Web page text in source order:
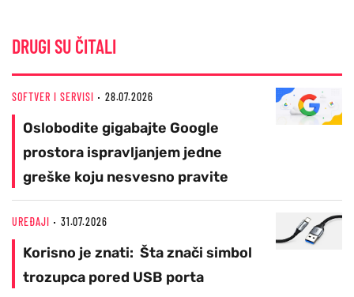
DRUGI SU ČITALI
SOFTVER I SERVISI 28.07.2026
Oslobodite gigabajte Google
prostora ispravljanjem jedne
greške koju nesvesno pravite
UREĐAJI 31.07.2026
Korisno je znati: Šta znači simbol
trozupca pored USB porta